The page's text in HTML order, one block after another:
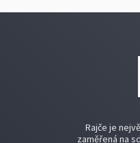
Rajče je
zaměřená na